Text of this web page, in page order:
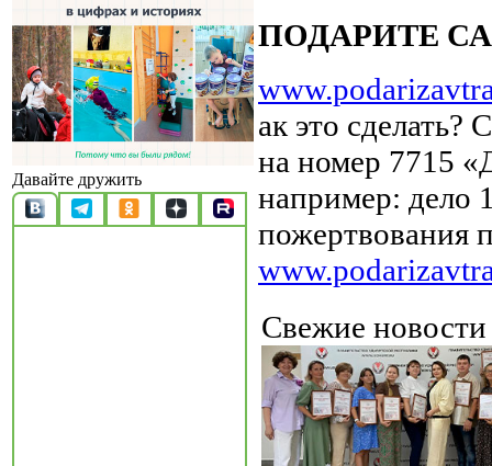
Давайте дружить
ПОДАРИТЕ
ак это
на номер
например: дело
пожертвования
Свежие